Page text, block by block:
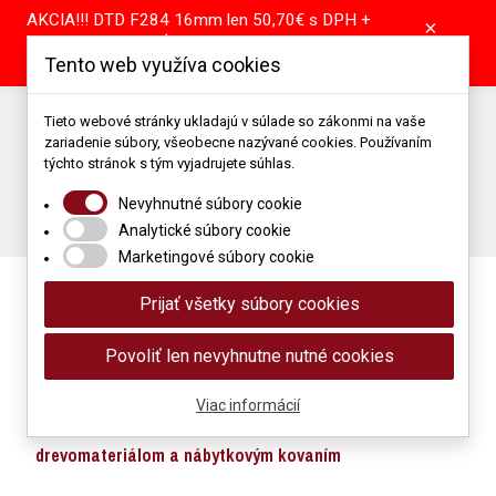
×
AKCIA!!! DTD F284 16mm len 50,70€ s DPH +
pílenie tabule GRÁTIS! DTD A907 16mm len
39,55€ s DPH + pílenie tabule GRÁTIS!
Predajňa: +421 904 867 344 | +421 37 64 25 101
Porez: +421 905 514 679
Podlahové štúdio: +421 907 866 118
Napíšte nám: obchod@mimidrevomaterial.sk
Porez materiálu
drevomateriálom a nábytkovým kovaním
Tento web využíva cookies
Tieto webové stránky ukladajú v súlade so zákonmi na vaše
zariadenie súbory, všeobecne nazývané cookies. Používaním
týchto stránok s tým vyjadrujete súhlas.
Nevyhnutné súbory cookie
Analytické súbory cookie
Marketingové súbory cookie
Prijať všetky súbory cookies
Povoliť len nevyhnutne nutné cookies
Viac informácií